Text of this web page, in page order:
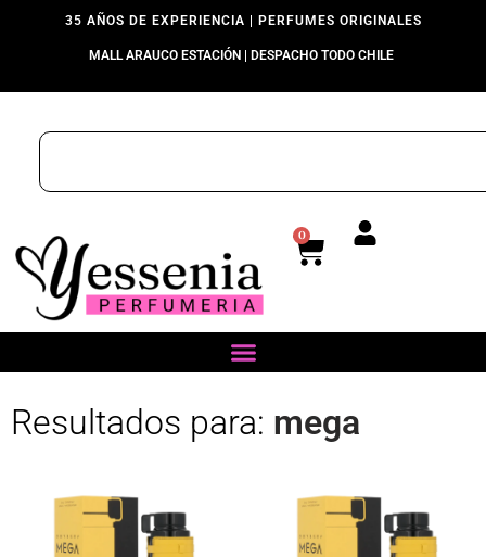
35 AÑOS DE EXPERIENCIA | PERFUMES ORIGINALES
MALL ARAUCO ESTACIÓN | DESPACHO TODO CHILE
0
Resultados para: mega